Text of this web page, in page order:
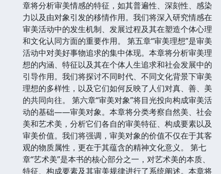
章将分析审美情感的特征，如其普遍性、深刻性、感染
力以及由对象引发的移情作用。我们将深入研究情感在
审美活动中的发生机制、发展过程及其在塑造个体心理
和文化认同方面的重要作用。 第五章“审美理想”是审美
活动中对美好事物追求的集中体现。本章将分析审美理
想的内涵、特征以及其在个体人生追求和社会发展中的
引导作用。我们将探讨不同时代、不同文化背景下审美
理想的多样性，以及它们如何反映了人们对真、善、美
的共同向往。 第六章“审美对象”将目光投向构成审美活
动的基础——审美对象。本章将分类考察自然美、社会
美和艺术美，分析它们各自的审美特征、构成要素以及
审美价值。我们将强调，审美对象的价值不仅在于其客
观的物质属性，更在于其蕴含的精神文化意义。 第七
章“艺术美”是本书的核心部分之一，对艺术美的本质、
特征、构成要素及其审美规律进行了系统阐述。本章将